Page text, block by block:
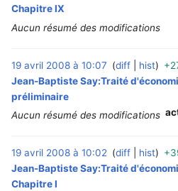
Chapitre IX
Aucun résumé des modifications
19 avril 2008 à 10:07 diff hist
Jean-Baptiste Say:Traité
préliminaire
Aucun résumé des modifications
19 avril 2008 à 10:02 diff hist
Jean-Baptiste Say:Traité
Chapitre I